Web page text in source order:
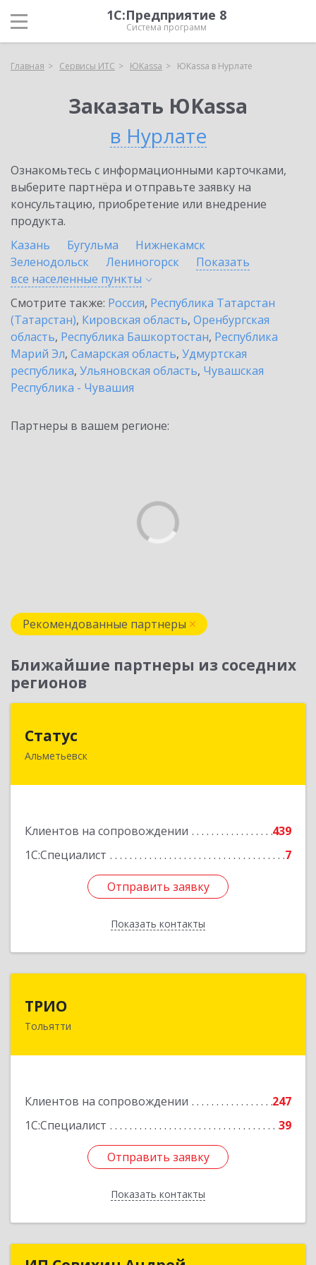
1С:Предприятие 8
Система программ
Главная Сервисы ИТС ЮKassa ЮKassa в Нурлате
Заказать ЮKassa
в Нурлате
Ознакомьтесь с информационными карточками,
выберите партнёра и отправьте заявку на
консультацию, приобретение или внедрение
продукта.
Казань
Бугульма
Нижнекамск
Зеленодольск
Лениногорск
Показать
все населенные пункты
Смотрите также: Россия, Республика Татарстан
(Татарстан), Кировская область, Оренбургская
область, Республика Башкортостан, Республика
Марий Эл, Самарская область, Удмуртская
республика, Ульяновская область, Чувашская
Республика - Чувашия
Партнеры в вашем регионе:
Рекомендованные партнеры
Ближайшие партнеры из соседних
регионов
Статус
Альметьевск
Клиентов на сопровождении
439
1С:Специалист
7
Отправить заявку
Показать контакты
423450, Татарстан Респ, Альметьевск г, Мира
Отправить заявку
Назад
ТРИО
Тольятти
Клиентов на сопровождении
247
1С:Специалист
39
Отправить заявку
Показать контакты
Отправить заявку
Назад